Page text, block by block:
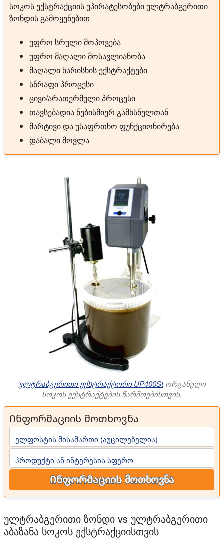
სოკოს ექსტრაქციის უპირატესობები ულტრაბგერითი
ზონდის გამოყენებით
უფრო სრული მოპოვება
უფრო მაღალი მოსავლიანობა
მაღალი ხარისხის ექსტრაქტები
სწრაფი პროცესი
ცივი/არათერმული პროცესი
თავსებადია ნებისმიერ გამხსნელთან
მარტივი და უსაფრთხო ფუნქციონირება
დაბალი მოვლა
ულტრაბგერითი ექსტრაქტორი UP400Stორგანული
სოკოს ექსტრაქტების წარმოებისთვის.
Ინფორმაციის მოთხოვნა
ელფოსტის მისამართი (აუცილებელია)
პროდუქტი ან ინტერესის სფერო
Ინფორმაციის მოთხოვნა
ულტრაბგერითი ზონდი vs ულტრაბგერითი
აბაზანა სოკოს ექსტრაქციისთვის